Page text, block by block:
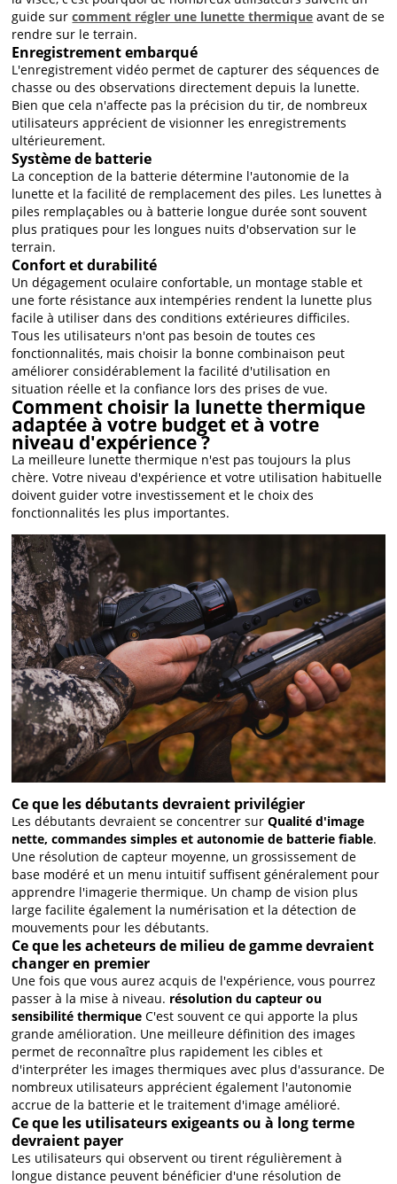
guide surcomment régler une lunette thermique avant de se
rendre sur le terrain.
Enregistrement embarqué
L'enregistrement vidéo permet de capturer des séquences de
chasse ou des observations directement depuis la lunette.
Bien que cela n'affecte pas la précision du tir, de nombreux
utilisateurs apprécient de visionner les enregistrements
ultérieurement.
Système de batterie
La conception de la batterie détermine l'autonomie de la
lunette et la facilité de remplacement des piles. Les lunettes à
piles remplaçables ou à batterie longue durée sont souvent
plus pratiques pour les longues nuits d'observation sur le
terrain.
Confort et durabilité
Un dégagement oculaire confortable, un montage stable et
une forte résistance aux intempéries rendent la lunette plus
facile à utiliser dans des conditions extérieures difficiles.
Tous les utilisateurs n'ont pas besoin de toutes ces
fonctionnalités, mais choisir la bonne combinaison peut
améliorer considérablement la facilité d'utilisation en
situation réelle et la confiance lors des prises de vue.
Comment choisir la lunette thermique
adaptée à votre budget et à votre
niveau d'expérience ?
La meilleure lunette thermique n'est pas toujours la plus
chère. Votre niveau d'expérience et votre utilisation habituelle
doivent guider votre investissement et le choix des
fonctionnalités les plus importantes.
Ce que les débutants devraient privilégier
Les débutants devraient se concentrer surQualité d'image
nette, commandes simples et autonomie de batterie fiable.
Une résolution de capteur moyenne, un grossissement de
base modéré et un menu intuitif suffisent généralement pour
apprendre l'imagerie thermique. Un champ de vision plus
large facilite également la numérisation et la détection de
mouvements pour les débutants.
Ce que les acheteurs de milieu de gamme devraient
changer en premier
Une fois que vous aurez acquis de l'expérience, vous pourrez
passer à la mise à niveau. résolution du capteur ou
sensibilité thermique C'est souvent ce qui apporte la plus
grande amélioration. Une meilleure définition des images
permet de reconnaître plus rapidement les cibles et
d'interpréter les images thermiques avec plus d'assurance. De
nombreux utilisateurs apprécient également l'autonomie
accrue de la batterie et le traitement d'image amélioré.
Ce que les utilisateurs exigeants ou à long terme
devraient payer
Les utilisateurs qui observent ou tirent régulièrement à
longue distance peuvent bénéficier d'une résolution de